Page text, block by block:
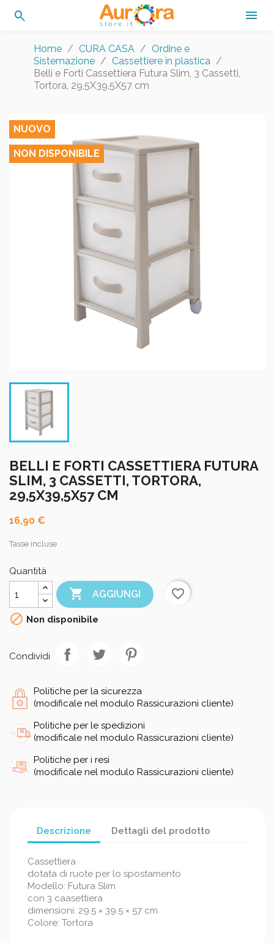
search 
Home CURA CASA
Ordine e
Sistemazione
Cassettiere in plastica
Belli e Forti Cassettiera Futura Slim, 3 Cassetti,
Tortora, 29,5X39,5X57 cm
NUOVO
NON DISPONIBILE
BELLI E FORTI CASSETTIERA FUTURA
SLIM, 3 CASSETTI, TORTORA,
29,5X39,5X57 CM
16,90 €
Tasse incluse
Quantità
 AGGIUNGI
favorite_border
 Non disponibile
Condividi
Politiche per la sicurezza
(modificale nel modulo Rassicurazioni cliente)
Politiche per le spedizioni
(modificale nel modulo Rassicurazioni cliente)
Politiche per i resi
(modificale nel modulo Rassicurazioni cliente)
Descrizione Dettagli del prodotto
Cassettiera
dotata di ruote per lo spostamento
Modello: Futura Slim
con 3 caasettiera
dimensioni: 29.5 × 39.5 × 57 cm
Colore: Tortora